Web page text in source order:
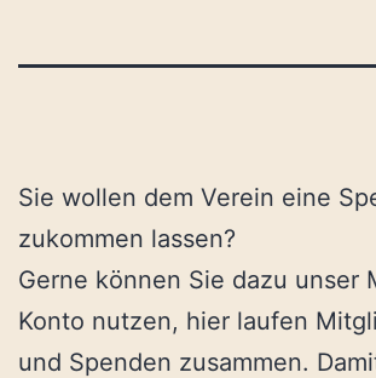
Sie wollen dem Verein eine
zukommen lassen?
Gerne können Sie dazu unser
Konto nutzen, hier laufen
und Spenden zusammen.